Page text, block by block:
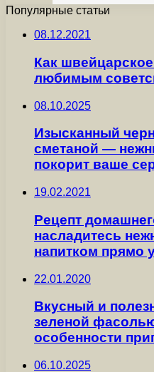
Популярные статьи
08.12.2021
Как
любимым
08.10.2025
Изысканный
сметаной —
покорит ваше
19.02.2021
Рецепт
насладитесь
напитком прямо
22.01.2020
Вкусный и
зеленой
особенности
06.10.2025